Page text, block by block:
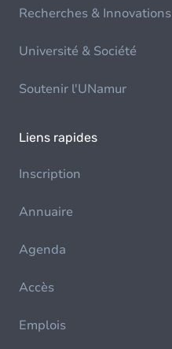
Recherches & Innovations
Université & Société
Soutenir l'UNamur
Liens rapides
Inscription
Annuaire
Agenda
Accès
Emplois